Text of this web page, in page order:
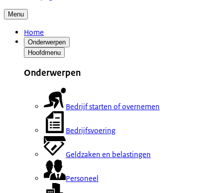
Menu
Home
Onderwerpen
Hoofdmenu
Onderwerpen
Bedrijf starten of overnemen
Bedrijfsvoering
Geldzaken en belastingen
Personeel